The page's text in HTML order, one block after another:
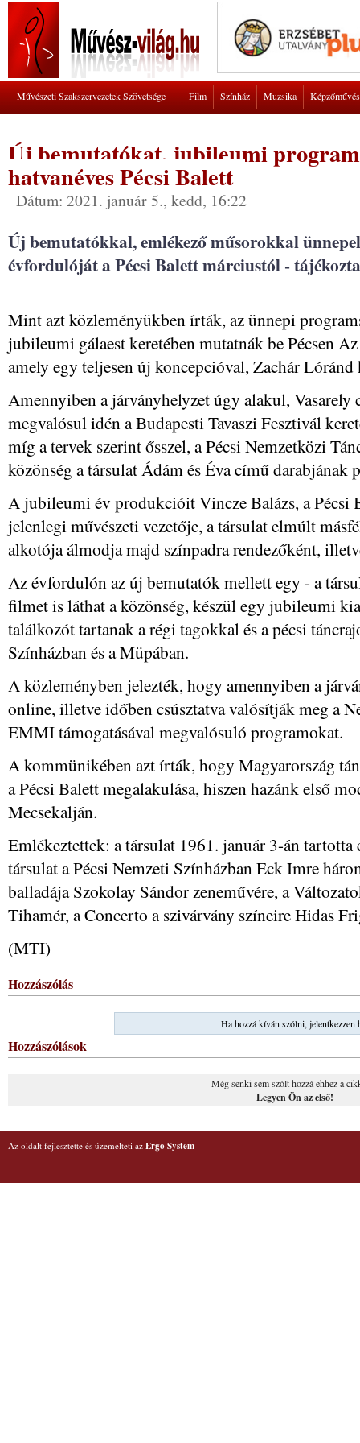
Művészeti Szakszervezetek Szövetsége Film Színház Muzsika
Új bemutatókat, jubileumi
hatvanéves Pécsi Balett
Dátum: 2021. január 5., kedd, 16:22
Új bemutatókkal, emlékező műsorokkal
évfordulóját a Pécsi Balett márciustól -
Mint azt közleményükben írták, az ünnepi
jubileumi gálaest keretében mutatnák be Pécsen
amely egy teljesen új koncepcióval, Zachár
Amennyiben a járványhelyzet úgy alakul, Vasarely
megvalósul idén a Budapesti Tavaszi Fesztivál
míg a tervek szerint ősszel, a Pécsi Nemzetközi
közönség a társulat Ádám és Éva című darabjának
A jubileumi év produkcióit Vincze Balázs, a Pécsi
jelenlegi művészeti vezetője, a társulat elmúlt
alkotója álmodja majd színpadra rendezőként,
Az évfordulón az új bemutatók mellett egy - a
filmet is láthat a közönség, készül egy jubileumi
találkozót tartanak a régi tagokkal és a pécsi
Színházban és a Müpában.
A közleményben jelezték, hogy amennyiben a
online, illetve időben csúsztatva valósítják meg a
EMMI támogatásával megvalósuló programokat.
A kommünikében azt írták, hogy Magyarország
a Pécsi Balett megalakulása, hiszen hazánk első
Mecsekalján.
Emlékeztettek: a társulat 1961. január 3-án tartotta
társulat a Pécsi Nemzeti Színházban Eck Imre
balladája Szokolay Sándor zeneművére, a
Tihamér, a Concerto a szivárvány színeire Hidas
(MTI)
Hozzászólás
Ha hozzá kíván szólni, jelentkezzen
Hozzászólások
Még senki sem szólt hozzá ehhez a
Legyen Ön az első!
Az oldalt fejlesztette és üzemelteti az Ergo System